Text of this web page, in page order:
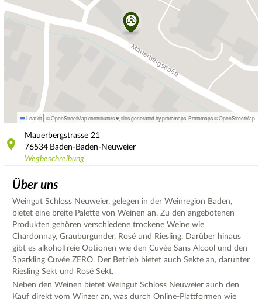
Leaflet | © OpenStreetMap contributors ♥, tiles generated by protomaps Protomaps©OpenStreetMap
Mauerbergstrasse 21
76534 Baden-Baden-Neuweier
Wegbeschreibung
Über uns
Weingut Schloss Neuweier, gelegen in der Weinregion Baden,
bietet eine breite Palette von Weinen an. Zu den angebotenen
Produkten gehören verschiedene trockene Weine wie
Chardonnay, Grauburgunder, Rosé und Riesling. Darüber hinaus
gibt es alkoholfreie Optionen wie den Cuvée Sans Alcool und den
Sparkling Cuvée ZERO. Der Betrieb bietet auch Sekte an, darunter
Riesling Sekt und Rosé Sekt.
Neben den Weinen bietet Weingut Schloss Neuweier auch den
Kauf direkt vom Winzer an, was durch Online-Plattformen wie